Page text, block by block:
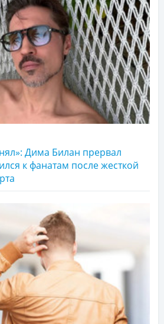
Дима Билан прервал
к фанатам после жесткой